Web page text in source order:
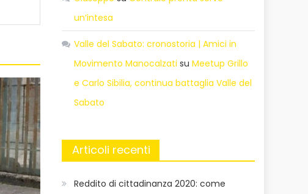
un’intesa
Valle del Sabato: cronostoria | Amici in
Movimento Manocalzati suMeetup Grillo
e Carlo Sibilia, continua battaglia Valle del
Sabato
Articoli recenti
Reddito di cittadinanza 2020: come